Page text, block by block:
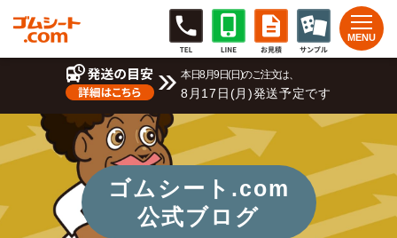
本日8月9日(日)のご注文は、
8月17日(月)発送予定です
ゴムシート.com
公式ブログ